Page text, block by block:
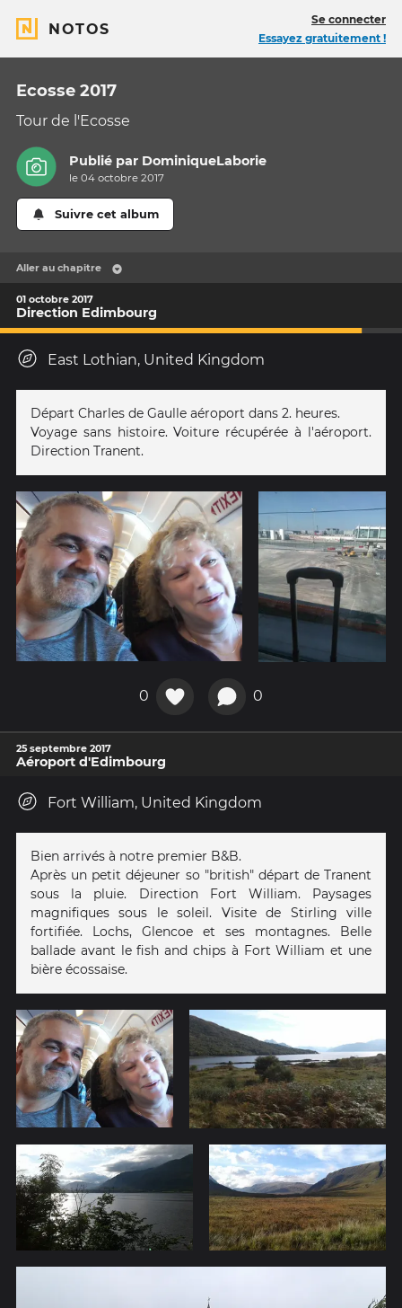
NOTOS
Se connecter
Essayez gratuitement !
Ecosse 2017
Tour de l'Ecosse
Publié par DominiqueLaborie
le 04 octobre 2017
Suivre cet album
Aller au chapitre
01 octobre 2017
Direction Edimbourg
East Lothian, United Kingdom
Départ Charles de Gaulle aéroport dans 2. heures.
Voyage sans histoire. Voiture récupérée à l'aéroport.
Direction Tranent.
0 0
25 septembre 2017
Aéroport d'Edimbourg
Fort William, United Kingdom
Bien arrivés à notre premier B&B.
Après un petit déjeuner so "british" départ de Tranent
sous la pluie. Direction Fort William. Paysages
magnifiques sous le soleil. Visite de Stirling ville
fortifiée. Lochs, Glencoe et ses montagnes. Belle
ballade avant le fish and chips à Fort William et une
bière écossaise.